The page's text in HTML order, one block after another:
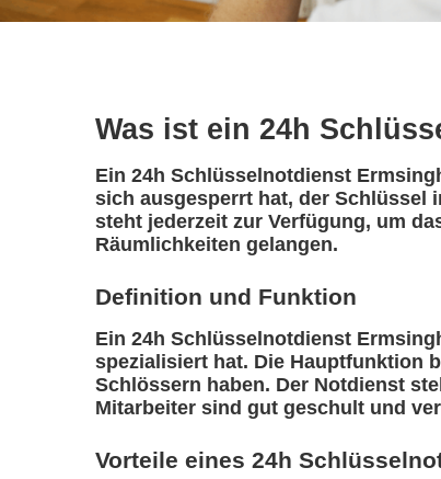
Was ist ein 24h
Ein 24h Schlüsselnotdienst
sich ausgesperrt hat, der Schlüssel
steht jederzeit zur Verfügung, um
Räumlichkeiten gelangen.
Definition und Funktion
Ein 24h Schlüsselnotdienst
spezialisiert hat. Die Hauptfunktion
Schlössern haben. Der Notdienst
Mitarbeiter sind gut geschult und
Vorteile eines 24h